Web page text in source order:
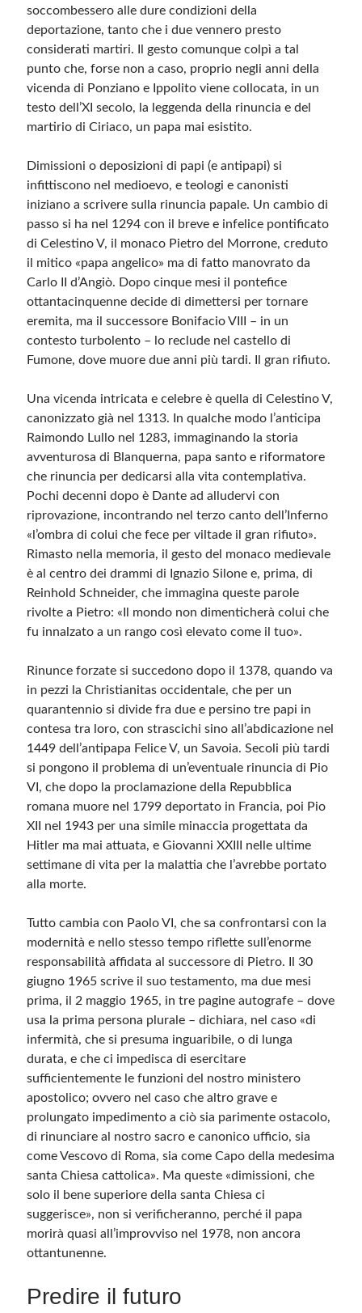
soccombessero alle dure condizioni della
deportazione, tanto che i due vennero presto
considerati martiri. Il gesto comunque colpì a tal
punto che, forse non a caso, proprio negli anni della
vicenda di Ponziano e Ippolito viene collocata, in un
testo dell’XI secolo, la leggenda della rinuncia e del
martirio di Ciriaco, un papa mai esistito.
Dimissioni o deposizioni di papi (e antipapi) si
infittiscono nel medioevo, e teologi e canonisti
iniziano a scrivere sulla rinuncia papale. Un cambio di
passo si ha nel 1294 con il breve e infelice pontificato
di Celestino V, il monaco Pietro del Morrone, creduto
il mitico «papa angelico» ma di fatto manovrato da
Carlo II d’Angiò. Dopo cinque mesi il pontefice
ottantacinquenne decide di dimettersi per tornare
eremita, ma il successore Bonifacio VIII – in un
contesto turbolento – lo reclude nel castello di
Fumone, dove muore due anni più tardi. Il gran rifiuto.
Una vicenda intricata e celebre è quella di Celestino V,
canonizzato già nel 1313. In qualche modo l’anticipa
Raimondo Lullo nel 1283, immaginando la storia
avventurosa di Blanquerna, papa santo e riformatore
che rinuncia per dedicarsi alla vita contemplativa.
Pochi decenni dopo è Dante ad alludervi con
riprovazione, incontrando nel terzo canto dell’Inferno
«l’ombra di colui che fece per viltade il gran rifiuto».
Rimasto nella memoria, il gesto del monaco medievale
è al centro dei drammi di Ignazio Silone e, prima, di
Reinhold Schneider, che immagina queste parole
rivolte a Pietro: «Il mondo non dimenticherà colui che
fu innalzato a un rango così elevato come il tuo».
Rinunce forzate si succedono dopo il 1378, quando va
in pezzi la Christianitas occidentale, che per un
quarantennio si divide fra due e persino tre papi in
contesa tra loro, con strascichi sino all’abdicazione nel
1449 dell’antipapa Felice V, un Savoia. Secoli più tardi
si pongono il problema di un’eventuale rinuncia di Pio
VI, che dopo la proclamazione della Repubblica
romana muore nel 1799 deportato in Francia, poi Pio
XII nel 1943 per una simile minaccia progettata da
Hitler ma mai attuata, e Giovanni XXIII nelle ultime
settimane di vita per la malattia che l’avrebbe portato
alla morte.
Tutto cambia con Paolo VI, che sa confrontarsi con la
modernità e nello stesso tempo riflette sull’enorme
responsabilità affidata al successore di Pietro. Il 30
giugno 1965 scrive il suo testamento, ma due mesi
prima, il 2 maggio 1965, in tre pagine autografe – dove
usa la prima persona plurale – dichiara, nel caso «di
infermità, che si presuma inguaribile, o di lunga
durata, e che ci impedisca di esercitare
sufficientemente le funzioni del nostro ministero
apostolico; ovvero nel caso che altro grave e
prolungato impedimento a ciò sia parimente ostacolo,
di rinunciare al nostro sacro e canonico ufficio, sia
come Vescovo di Roma, sia come Capo della medesima
santa Chiesa cattolica». Ma queste «dimissioni, che
solo il bene superiore della santa Chiesa ci
suggerisce», non si verificheranno, perché il papa
morirà quasi all’improvviso nel 1978, non ancora
ottantunenne.
Predire il futuro